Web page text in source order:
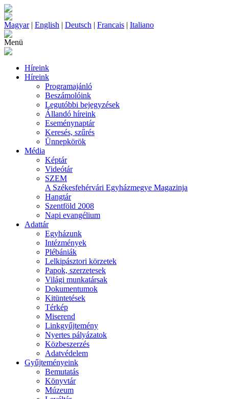
Magyar| English | Deutsch | Francais | Italiano
Menü
Híreink
Híreink
Programajánló
Beszámolóink
Legutóbbi bejegyzések
Állandó híreink
Eseménynaptár
Keresés, szűrés
Ünnepkörök
Média
Képtár
Videótár
SZEM
A Székesfehérvári Egyházmegye Magazinja
Hangtár
Szentföld 2008
Napi evangélium
Adattár
Egyházunk
Intézmények
Plébániák
Lelkipásztori körzetek
Papok, szerzetesek
Világi munkatársak
Dokumentumok
Kitüntetések
Térkép
Miserend
Linkgyűjtemény
Nyertes pályázatok
Közbeszerzés
Adatvédelem
Gyűjteményeink
Bemutatás
Könyvtár
Múzeum